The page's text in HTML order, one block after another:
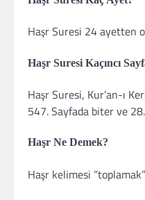
Haşr Suresi 24 ayetten
Haşr Suresi Kaçıncı
Haşr Suresi, Kur’an-ı
547. Sayfada biter ve
Haşr Ne Demek?
Haşr kelimesi